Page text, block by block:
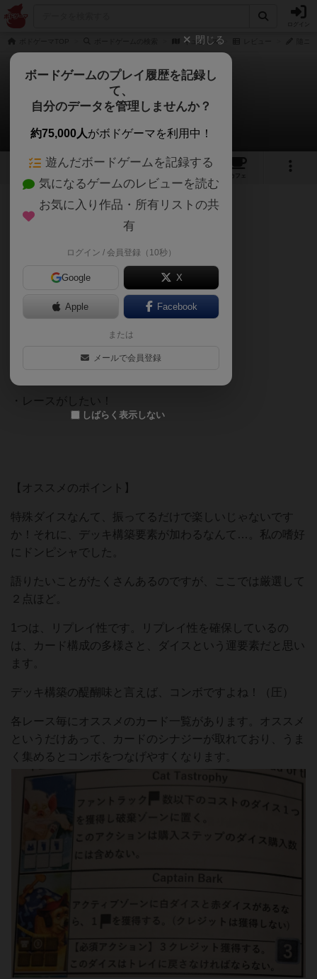
キュビトス
キュビトス
隨ニJourneyさんのレビュー
13 14
カフェ
761名 1名 0 約1年前
ダイスデッキ構築＋レース
【こんなヒトにオススメ】
・レースがしたい！
【オススメのポイント】
特殊ダイスなんて、振ってるだけで楽しいじゃないです
か！それに、デッキ構築要素が加わるなんて…。私の嗜好
にドンピシャでした。
語りたいことがたくさんあるのですが、ここでは厳選して
２点ほど。
1つは、リプレイ性です。リプレイ性を確保しているの
は、カード構成の多様さと、ダイスという運要素だと思い
ます。
デッキ構築の醍醐味と言えば、コンボですよね！（圧）
各レース毎にオススメのカード一覧があります。オススメ
というだけあって、カードのシナジーが取れており、うま
く集めるとコンボをつなげやすくなります。
閉じる
ボードゲームのプレイ履歴を記録し
て、
自分のデータを管理しませんか？
約75,000人がボドゲーマを利用中！
遊んだボードゲームを記録する
気になるゲームのレビューを読む
お気に入り作品・所有リストの共
有
ログイン / 会員登録（10秒）
Google X
Apple Facebook
または
メールで会員登録
しばらく表示しない